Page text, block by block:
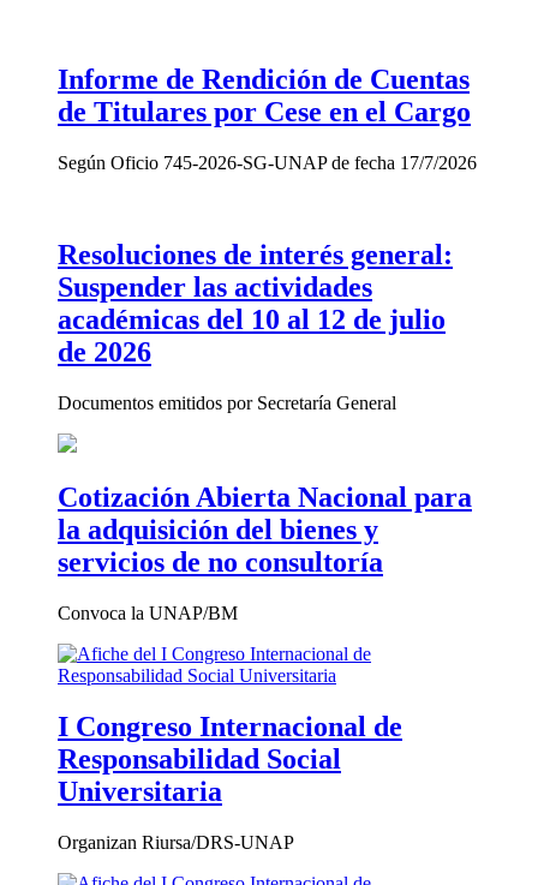
Informe de Rendición de Cuentas
de Titulares por Cese en el Cargo
Según Oficio 745-2026-SG-UNAP de fecha 17/7/2026
Resoluciones de interés general:
Suspender las actividades
académicas del 10 al 12 de julio
de 2026
Documentos emitidos por Secretaría General
Cotización Abierta Nacional para
la adquisición del bienes y
servicios de no consultoría
Convoca la UNAP/BM
I Congreso Internacional de
Responsabilidad Social
Universitaria
Organizan Riursa/DRS-UNAP